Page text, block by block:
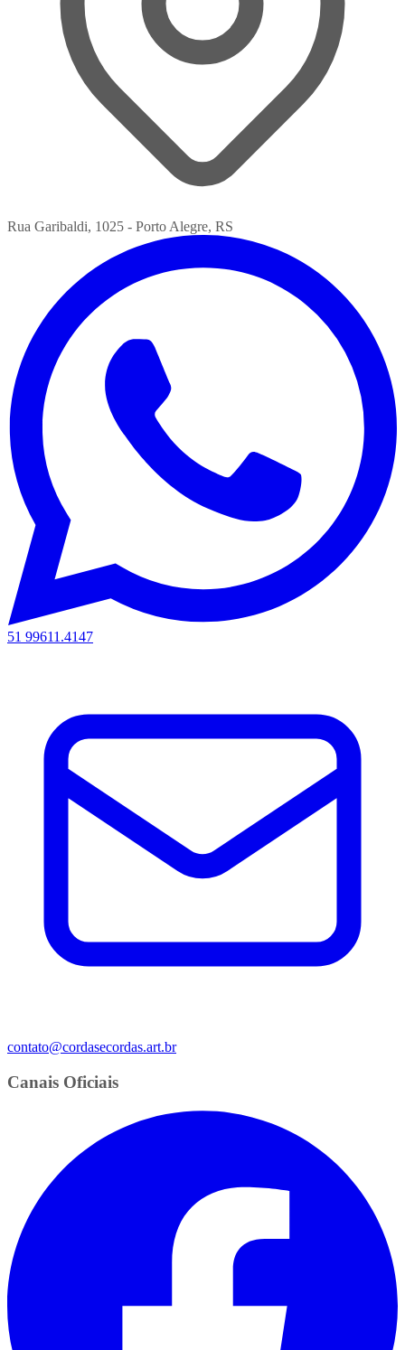
Rua Garibaldi, 1025 - Porto Alegre, RS
51 99611.4147
contato@cordasecordas.art.br
Canais Oficiais